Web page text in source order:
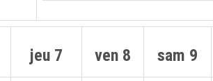
jeu 7 ven 8 sam 9